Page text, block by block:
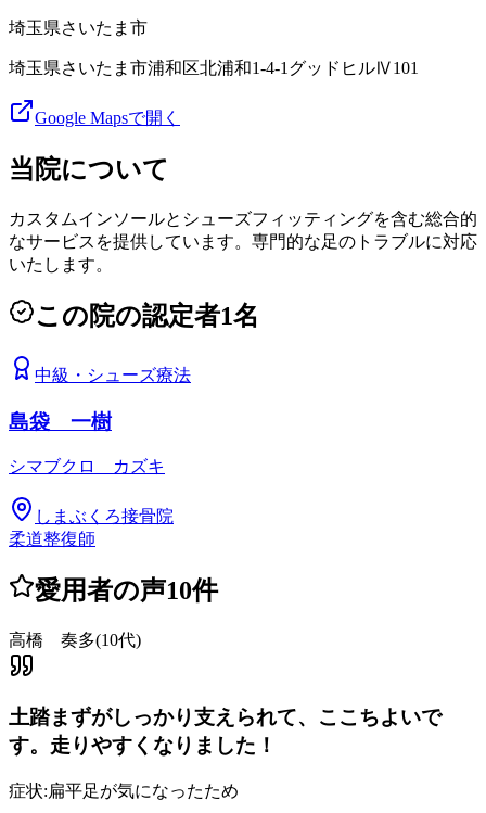
埼玉県さいたま市
埼玉県さいたま市浦和区北浦和1-4-1グッドヒルⅣ101
Google Mapsで開く
当院について
カスタムインソールとシューズフィッティングを含む総合的
なサービスを提供しています。専門的な足のトラブルに対応
いたします。
この院の認定者1名
中級 ・ シューズ療法
島袋 一樹
シマブクロ カズキ
しまぶくろ接骨院
柔道整復師
愛用者の声10件
高橋 奏多(10代)
土踏まずがしっかり支えられて、ここちよいで
す。走りやすくなりました！
症状:扁平足が気になったため